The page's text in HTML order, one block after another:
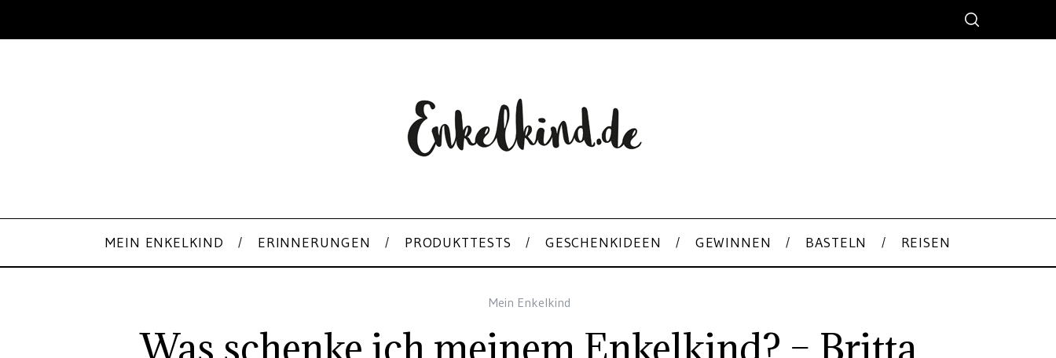
MEIN ENKELKIND ERINNERUNGEN PRODUKTTESTS GESCHENKIDEEN GEWINNEN BASTELN REISEN
Mein Enkelkind
Was schenke ich meinem Enkelkind? – Britta